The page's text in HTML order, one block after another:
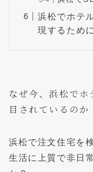
浜松でホテ
現するために
なぜ今、浜松で
目されているのか
浜松で注文住宅を
生活に上質で非日